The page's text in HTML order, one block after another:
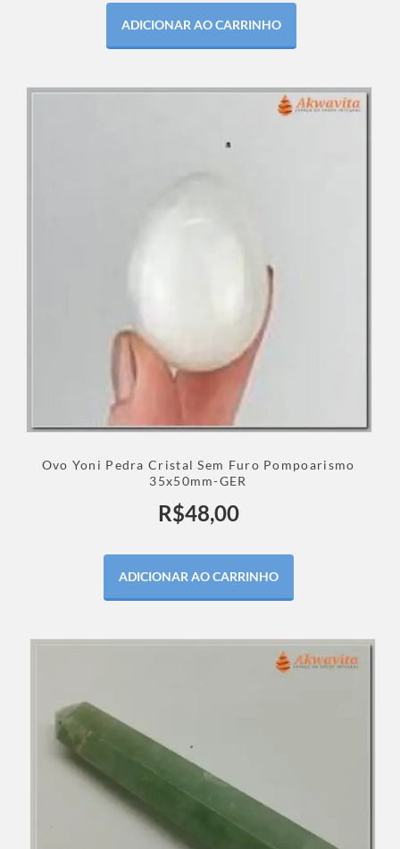
ADICIONAR AO CARRINHO
Ovo Yoni Pedra Cristal Sem Furo Pompoarismo
35x50mm-GER
R$48,00
ADICIONAR AO CARRINHO